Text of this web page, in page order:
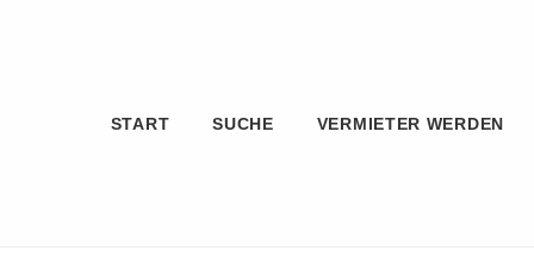
START SUCHE VERMIETER WERDEN